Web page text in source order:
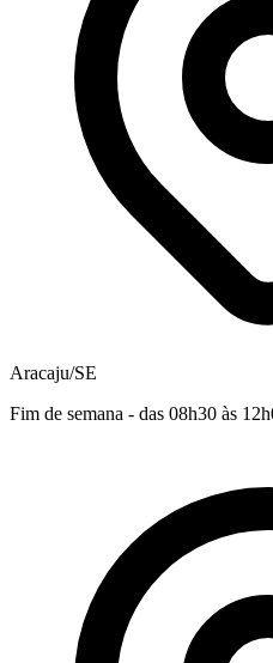
Aracaju/SE
Fim de semana - das 08h30 às